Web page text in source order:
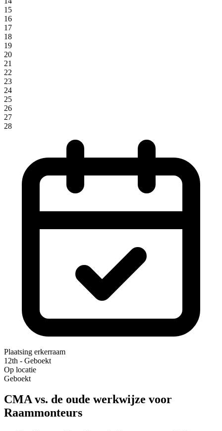
15
16
17
18
19
20
21
22
23
24
25
26
27
28
Plaatsing erkerraam
12th - Geboekt
Op locatie
Geboekt
CMA vs. de oude werkwijze voor
Raammonteurs